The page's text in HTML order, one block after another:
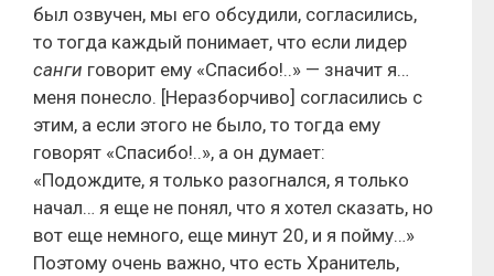
был озвучен, мы его обсудили, согласились,
то тогда каждый понимает, что если лидер
санги говорит ему «Спасибо!..» — значит я…
меня понесло. [Неразборчиво] согласились с
этим, а если этого не было, то тогда ему
говорят «Спасибо!..», а он думает:
«Подождите, я только разогнался, я только
начал… я еще не понял, что я хотел сказать, но
вот еще немного, еще минут 20, и я пойму…»
Поэтому очень важно, что есть Хранитель,